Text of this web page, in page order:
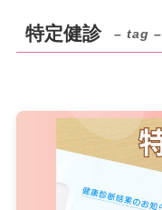
特定健診 – tag –